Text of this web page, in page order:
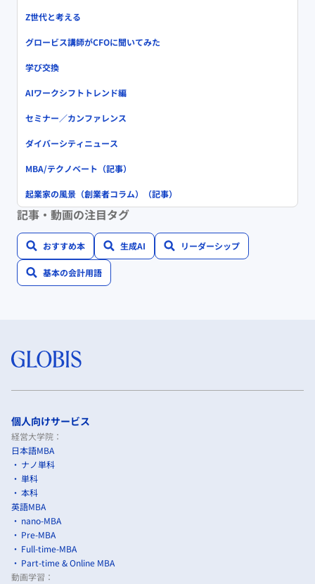
Z世代と考える
グロービス講師がCFOに聞いてみた
学び交換
AIワークシフトトレンド編
セミナー／カンファレンス
ダイバーシティニュース
MBA/テクノベート（記事）
起業家の風景（創業者コラム）（記事）
記事・動画の注目タグ
おすすめ本 生成AI リーダーシップ
基本の会計用語
個人向けサービス
経営大学院：
日本語MBA
ナノ単科
単科
本科
英語MBA
nano-MBA
Pre-MBA
Full-time-MBA
Part-time & Online MBA
動画学習：